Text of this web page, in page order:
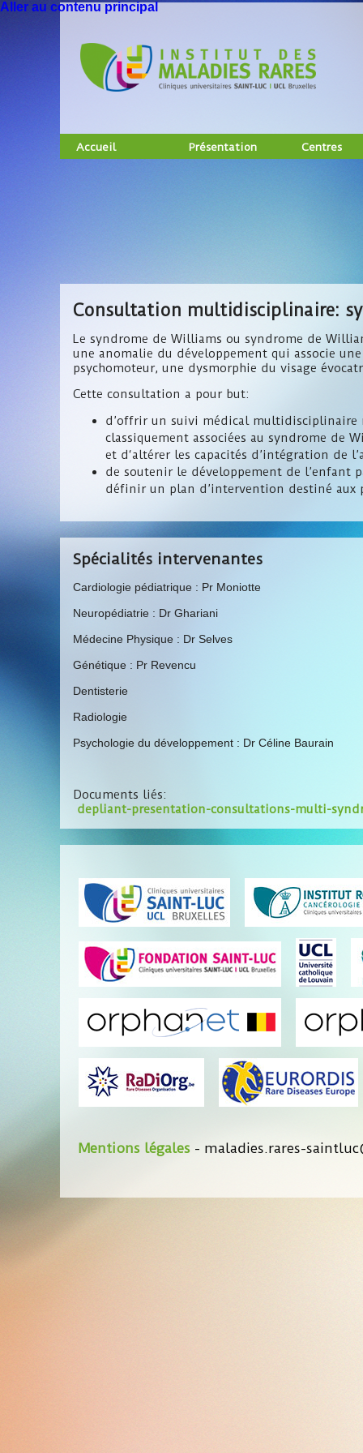
Aller au contenu principal
Accueil Présentation Centres
Consultation multidisciplinaire:
Le syndrome de Williams ou syndrome de
une anomalie du développement qui associe
psychomoteur, une dysmorphie du visage
Cette consultation a pour but:
d’offrir un suivi médical multidisciplinaire
classiquement associées au syndrome de
et d‘altérer les capacités d’intégration de
de soutenir le développement de l’enfant
définir un plan d’intervention destiné aux
Spécialités intervenantes
Cardiologie pédiatrique : Pr Moniotte
Neuropédiatrie : Dr Ghariani
Médecine Physique : Dr Selves
Génétique : Pr Revencu
Dentisterie
Radiologie
Psychologie du développement : Dr Céline Baurain
Documents liés:
depliant-presentation-consultations-multi-
Mentions légales - maladies.rares-